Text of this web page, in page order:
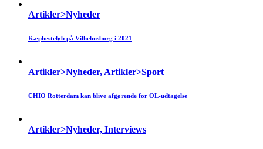
Artikler>Nyheder
Kæphesteløb på Vilhelmsborg i 2021
Artikler>Nyheder, Artikler>Sport
CHIO Rotterdam kan blive afgørende for OL-udtagelse
Artikler>Nyheder, Interviews